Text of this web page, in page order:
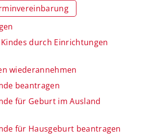
durch Einrichtungen
wiederannehmen
beantragen
für Geburt im Ausland
für Hausgeburt beantragen